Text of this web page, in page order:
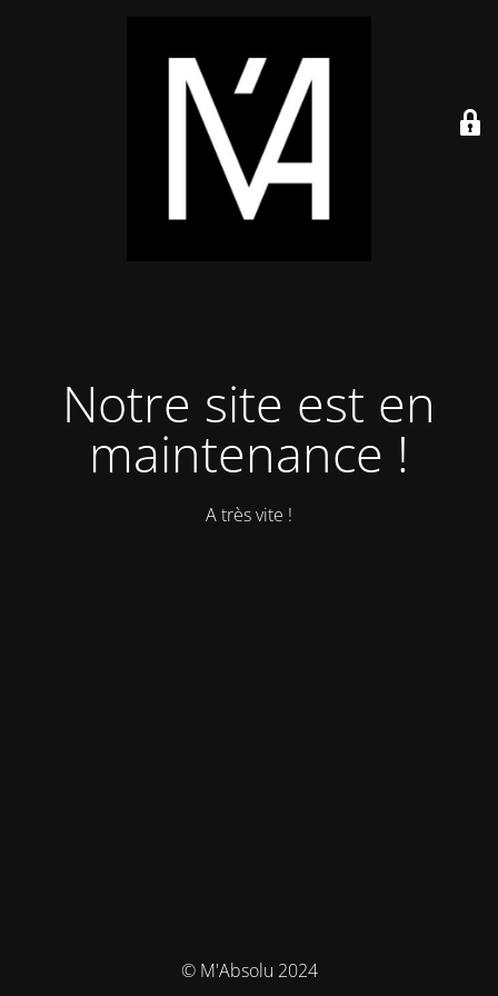
Notre site est en
maintenance !
A très vite !
© M'Absolu 2024